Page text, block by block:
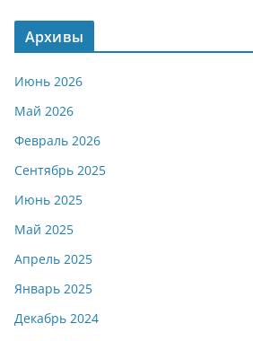
Архивы
Июнь 2026
Май 2026
Февраль 2026
Сентябрь 2025
Июнь 2025
Май 2025
Апрель 2025
Январь 2025
Декабрь 2024